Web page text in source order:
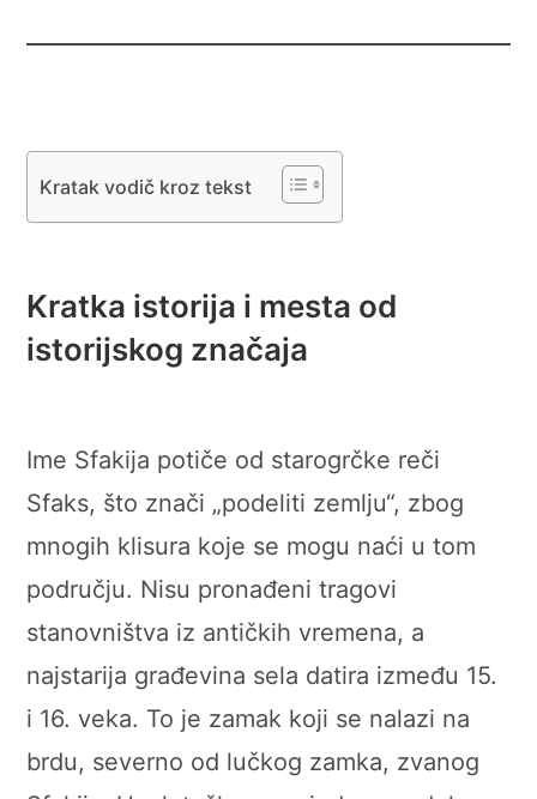
Kratak vodič kroz tekst
Kratka istorija i mesta od
istorijskog značaja
Ime Sfakija potiče od starogrčke reči
Sfaks, što znači „podeliti zemlju“, zbog
mnogih klisura koje se mogu naći u tom
području. Nisu pronađeni tragovi
stanovništva iz antičkih vremena, a
najstarija građevina sela datira između 15.
i 16. veka. To je zamak koji se nalazi na
brdu, severno od lučkog zamka, zvanog